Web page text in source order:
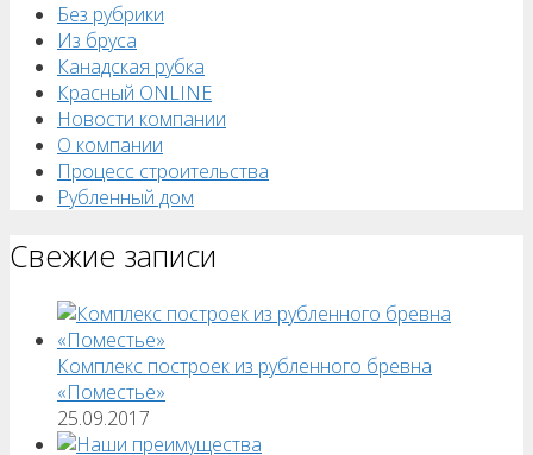
Без рубрики
Из бруса
Канадская рубка
Красный ONLINE
Новости компании
О компании
Процесс строительства
Рубленный дом
Свежие записи
Комплекс построек из рубленного бревна
«Поместье»
25.09.2017